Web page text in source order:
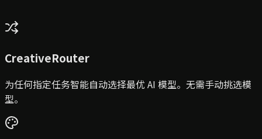
CreativeRouter
为任何指定任务智能自动选择最优 AI 模型。无需手动挑选模
型。